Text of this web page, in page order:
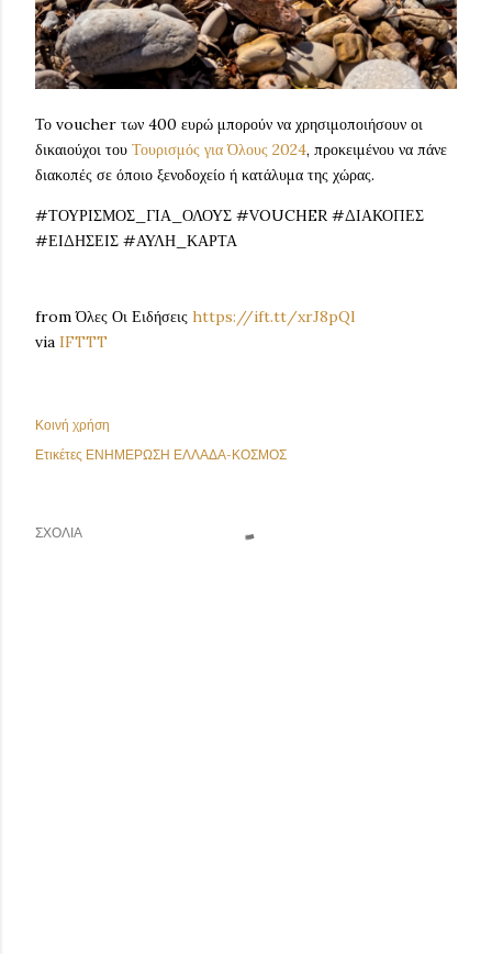
Το voucher των 400 ευρώ μπορούν να χρησιμοποιήσουν οι
δικαιούχοι του Τουρισμός για Όλους 2024, προκειμένου να πάνε
διακοπές σε όποιο ξενοδοχείο ή κατάλυμα της χώρας.
#ΤΟΥΡΙΣΜΟΣ_ΓΙΑ_ΟΛΟΥΣ #VOUCHER #ΔΙΑΚΟΠΕΣ
#ΕΙΔΗΣΕΙΣ #ΑΥΛΗ_ΚΑΡΤΑ
from Όλες Οι Ειδήσεις https://ift.tt/xrJ8pQl
via IFTTT
Κοινή χρήση
Ετικέτες ΕΝΗΜΕΡΩΣΗ ΕΛΛΑΔΑ-ΚΟΣΜΟΣ
ΣΧΌΛΙΑ